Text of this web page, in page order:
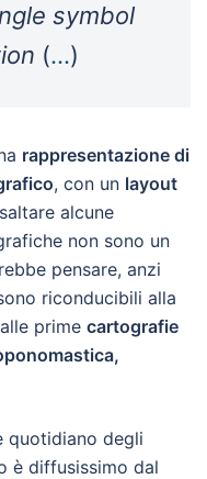
symbol
(…)
rappresentazione di
, con un layout
alcune
non sono un
pensare, anzi
riconducibili alla
prime cartografie
quotidiano degli
è diffusissimo dal